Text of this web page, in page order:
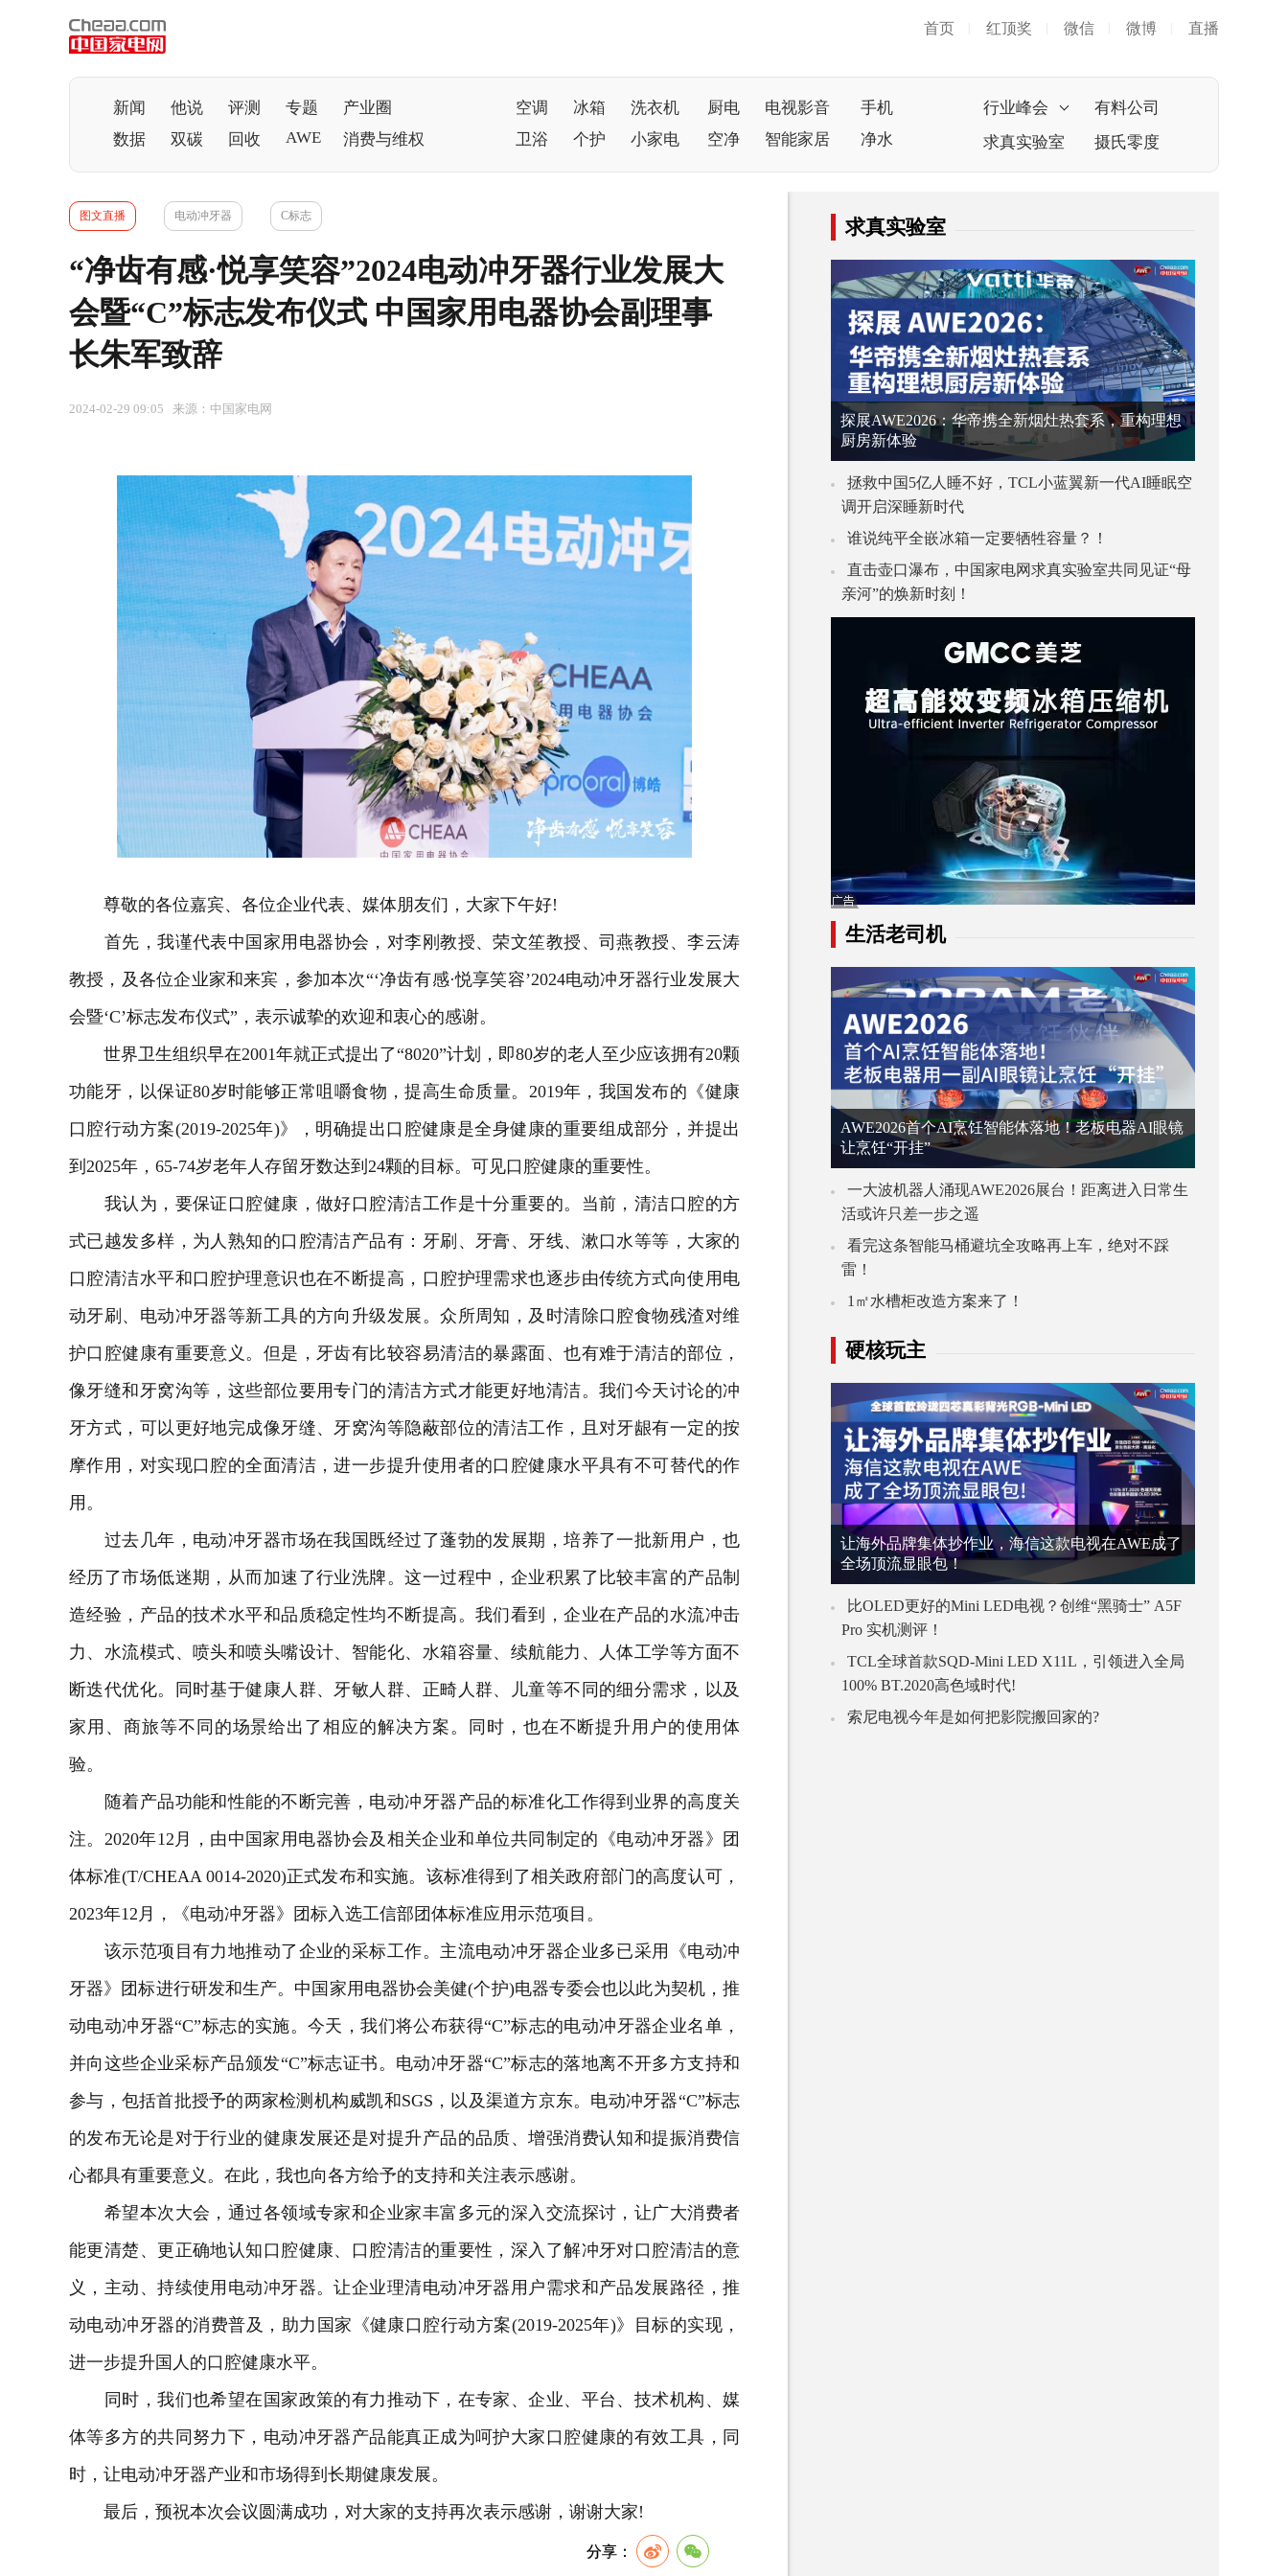
首页 红顶奖 微信 微博 直播
新闻 他说 评测 专题
产业圈
数据
双碳 回收 AWE 消费与维权
空调 冰箱 洗衣机 厨电 电视影音
手机
卫浴
个护 小家电 空净 智能家居 净水
行业峰会
有料公司
求真实验室
摄氏零度
图文直播 电动冲牙器 C标志
“净齿有感·悦享笑容”2024电动冲牙器行业发展大
会暨“C”标志发布仪式 中国家用电器协会副理事
长朱军致辞
2024-02-29 09:05 来源：中国家电网
尊敬的各位嘉宾、各位企业代表、媒体朋友们，大家下午好!
首先，我谨代表中国家用 电器协会，对李刚教授、荣文笙教授、司燕教授、李云涛
教授，及各位企业家和来宾，参加本次“‘净齿有感·悦享笑容’2024电动冲牙器行业发展大
会暨‘C’标志发布仪式”，表示诚挚的欢迎和衷心的感谢。
世界卫生组织早在2001年就正式提出了“8020”计划，即80岁的老人至少应该拥有20颗
功能牙，以保证80岁时能够正常咀嚼食物，提高生命质量。2019年，我国发布的《健康
口腔行动方案(2019-2025年)》，明确提出口腔健康是全身健康的重要组成部分，并提出
到2025年，65-74岁老年人存留牙数达到24颗的目标。可见口腔健康的重要性。
我认为，要保证口腔健康，做好口腔清洁工作是十分重要的。当前，清洁口腔的方
式已越发多样，为人熟知的口腔清洁产品有：牙刷、牙膏、牙线、漱口水等等，大家的
口腔清洁水平和口腔护理意识也在不断提高，口腔护理需求也逐步由传统方式向使用电
动牙刷、电动冲牙器等新工具的方向升级发展。众所周知，及时清除口腔食物残渣对维
护口腔健康有重要意义。但是，牙齿有比较容易清洁的暴露面、也有难于清洁的部位，
像牙缝和牙窝沟等，这些部位要用专门的清洁方式才能更好地清洁。我们今天讨论的冲
牙方式，可以更好地完成像牙缝、牙窝沟等隐蔽部位的清洁工作，且对牙龈有一定的按
摩作用，对实现口腔的全面清洁，进一步提升使用者的口腔健康水平具有不可替代的作
用。
过去几年，电动冲牙器市场在我国既经过了蓬勃的发展期，培养了一批新用户，也
经历了市场低迷期，从而加速了行业洗牌。这一过程中，企业积累了比较丰富的产品制
造经验，产品的技术水平和品质稳定性均不断提高。我们看到，企业在产品的水流冲击
力、水流模式、喷头和喷头嘴设计、智能化、水箱容量、续航能力、人体工学等方面不
断迭代优化。同时基于健康人群、牙敏人群、正畸人群、儿童等不同的细分需求，以及
家用、商旅等不同的场景给出了相应的解决方案。同时，也在不断提升用户的使用体
验。
随着产品功能和性能的不断完善，电动冲牙器产品的标准化工作得到业界的高度关
注。2020年12月，由中国家用电器协会及相关企业和单位共同制定的《电动冲牙器》团
体标准(T/CHEAA 0014-2020)正式发布和实施。该标准得到了相关政府部门的高度认可，
2023年12月，《电动冲牙器》团标入选工信部团体标准应用示范项目。
该示范项目有力地推动了企业的采标工作。主流电动冲牙器企业多已采用《电动冲
牙器》团标进行研发和生产。中国家用电器协会美健(个护)电器专委会也以此为契机，推
动电动冲牙器“C”标志的实施。今天，我们将公布获得“C”标志的电动冲牙器企业名单，
并向这些企业采标产品颁发“C”标志证书。电动冲牙器“C”标志的落地离不开多方支持和
参与，包括首批授予的两家检测机构威凯和SGS，以及渠道方京东。电动冲牙器“C”标志
的发布无论是对于行业的健康发展还是对提升产品的品质、增强消费认知和提振消费信
心都具有重要意义。在此，我也向各方给予的支持和关注表示感谢。
希望本次大会，通过各领域专家和企业家丰富多元的深入交流探讨，让广大消费者
能更清楚、更正确地认知口腔健康、口腔清洁的重要性，深入了解冲牙对口腔清洁的意
义，主动、持续使用电动冲牙器。让企业理清电动冲牙器用户需求和产品发展路径，推
动电动冲牙器的消费普及，助力国家《健康口腔行动方案(2019-2025年)》目标的实现，
进一步提升国人的口腔健康水平。
同时，我们也希望在国家政策的有力推动下，在专家、企业、平台、技术机构、媒
体等多方的共同努力下，电动冲牙器产品能真正成为呵护大家口腔健康的有效工具，同
时，让电动冲牙器产业和市场得到长期健康发展。
最后，预祝本次会议圆满成功，对大家的支持再次表示感谢，谢谢大家!
求真实验室
探展AWE2026：华帝携全新烟灶热套系，重构理想
厨房新体验
拯救中国5亿人睡不好，TCL小蓝翼新一代AI睡眠空
调开启深睡新时代
谁说纯平全嵌冰箱一定要牺牲容量？！
直击壶口瀑布，中国家电网求真实验室共同见证“母
亲河”的焕新时刻！
生活老司机
AWE2026首个AI烹饪智能体落地！老板电器AI眼镜
让烹饪“开挂”
一大波机器人涌现AWE2026展台！距离进入日常生
活或许只差一步之遥
看完这条智能马桶避坑全攻略再上车，绝对不踩
雷！
1㎡水槽柜改造方案来了！
硬核玩主
让海外品牌集体抄作业，海信这款电视在AWE成了
全场顶流显眼包！
比OLED更好的Mini LED电视？创维“黑骑士” A5F
Pro 实机测评！
TCL全球首款SQD-Mini LED X11L，引领进入全局
100% BT.2020高色域时代!
索尼电视今年是如何把影院搬回家的?